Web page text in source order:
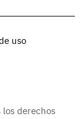
uso
derechos